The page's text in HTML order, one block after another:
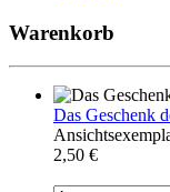
Warenkorb
Das Geschenk
2,50 €